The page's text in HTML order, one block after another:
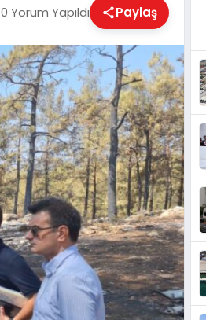
0 Yorum Yapıldı Paylaş